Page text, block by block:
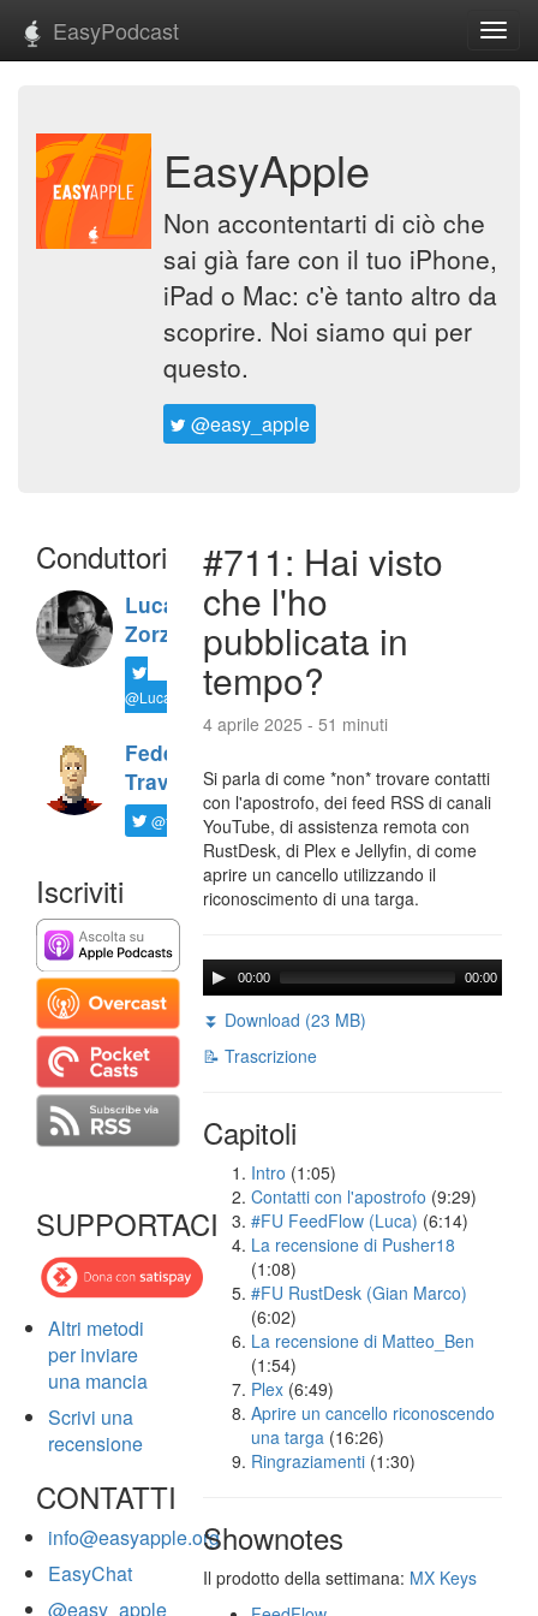
EasyPodcast
EasyApple
Non accontentarti di ciò che
sai già fare con il tuo iPhone,
iPad o Mac: c'è tanto altro da
scoprire. Noi siamo qui per
questo.
@easy_apple
Conduttori
Luca
Zorzi
@LucaTNT
Federico
Travaini
@ftrava
Iscriviti
SUPPORTACI
Altri metodi
per inviare
una mancia
Scrivi una
recensione
CONTATTI
info@easyapple.org
EasyChat
@easy_apple
#711: Hai visto
che l'ho
pubblicata in
tempo?
4 aprile 2025 - 51 minuti
Si parla di come *non* trovare contatti
con l'apostrofo, dei feed RSS di canali
YouTube, di assistenza remota con
RustDesk, di Plex e Jellyfin, di come
aprire un cancello utilizzando il
riconoscimento di una targa.
00:00 00:00
⏬ Download (23 MB)
📝 Trascrizione
Capitoli
Intro (1:05)
Contatti con l'apostrofo (9:29)
#FU FeedFlow (Luca) (6:14)
La recensione di Pusher18
(1:08)
#FU RustDesk (Gian Marco)
(6:02)
La recensione di Matteo_Ben
(1:54)
Plex (6:49)
Aprire un cancello riconoscendo
una targa (16:26)
Ringraziamenti (1:30)
Shownotes
Il prodotto della settimana: MX Keys